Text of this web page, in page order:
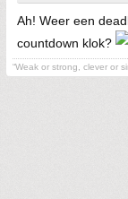
Ah! Weer een
countdown klok?
“Weak or strong, clever or